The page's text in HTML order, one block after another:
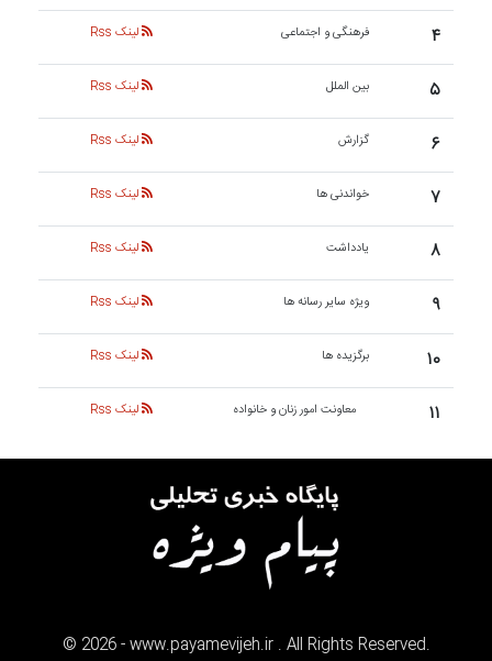
۴ فرهنگی و اجتماعی لینک Rss
۵ بین الملل لینک Rss
۶ گزارش لینک Rss
۷ خواندنی ها لینک Rss
۸ یادداشت لینک Rss
۹ ویژه سایر رسانه ها لینک Rss
۱۰ برگزیده ها لینک Rss
۱۱ معاونت امور زنان و خانواده لینک Rss
© 2026- www.payamevijeh.ir . All Rights Reserved.